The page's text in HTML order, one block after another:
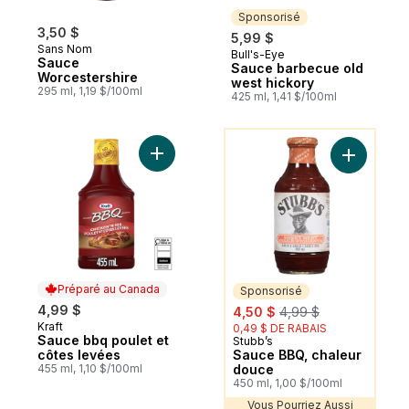
3,50 $
Sans Nom
Sauce
Worcestershire
295 ml, 1,19 $/100ml
Sponsorisé
5,99 $
Sponsorisé
Bull's-Eye
Sauce barbecue old
west hickory
425 ml, 1,41 $/100ml
Préparé au Canada
4,99 $
Préparé au Canada
Kraft
Sauce bbq poulet et
côtes levées
455 ml, 1,10 $/100ml
Ajouter Sauce bbq poulet et côtes
Vous Pourriez Aussi Aimer
Sponsorisé
sale:
4,50 $ , formerly:
4,99 $
0,49 $ DE RABAIS
Sponsorisé
Stubb’s
Sauce BBQ, chaleur
douce
450 ml, 1,00 $/100ml
Ajouter
Vous Pourriez Aussi